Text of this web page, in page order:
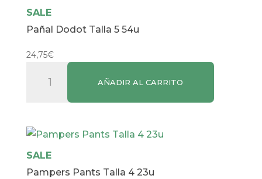
SALE
Pañal Dodot Talla 5 54u
24,75€
Dodot
54u
AÑADIR AL CARRITO
SALE
Pampers Pants Talla 4 23u